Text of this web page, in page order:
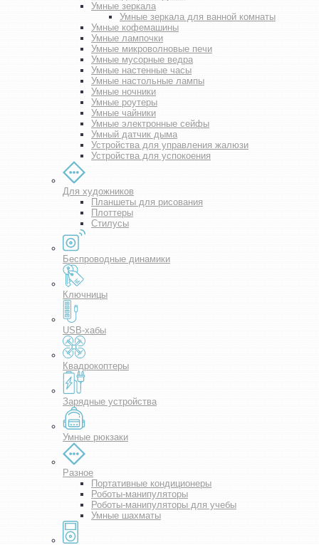
Умные зеркала
Умные зеркала для ванной комнаты
Умные кофемашины
Умные лампочки
Умные микроволновые печи
Умные мусорные ведра
Умные настенные часы
Умные настольные лампы
Умные ночники
Умные роутеры
Умные чайники
Умные электронные сейфы
Умный датчик дыма
Устройства для управления жалюзи
Устройства для успокоения
Для художников
Планшеты для рисования
Плоттеры
Стилусы
Беспроводные динамики
Ключницы
USB-хабы
Квадрокоптеры
Зарядные устройства
Умные рюкзаки
Разное
Портативные кондиционеры
Роботы-манипуляторы
Роботы-манипуляторы для учебы
Умные шахматы